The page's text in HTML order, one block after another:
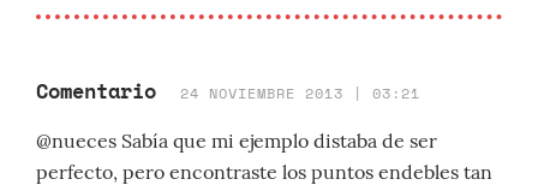
Comentario 24 NOVIEMBRE 2013 | 03:21
@nueces Sabía que mi ejemplo distaba de ser
perfecto, pero encontraste los puntos endebles tan